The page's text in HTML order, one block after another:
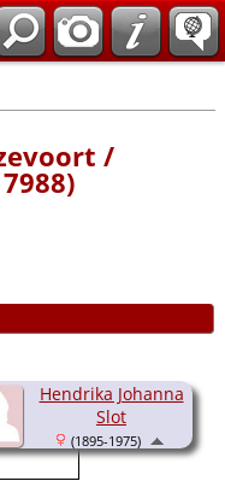
/
Hendrika Johanna
Slot
(1895-1975)